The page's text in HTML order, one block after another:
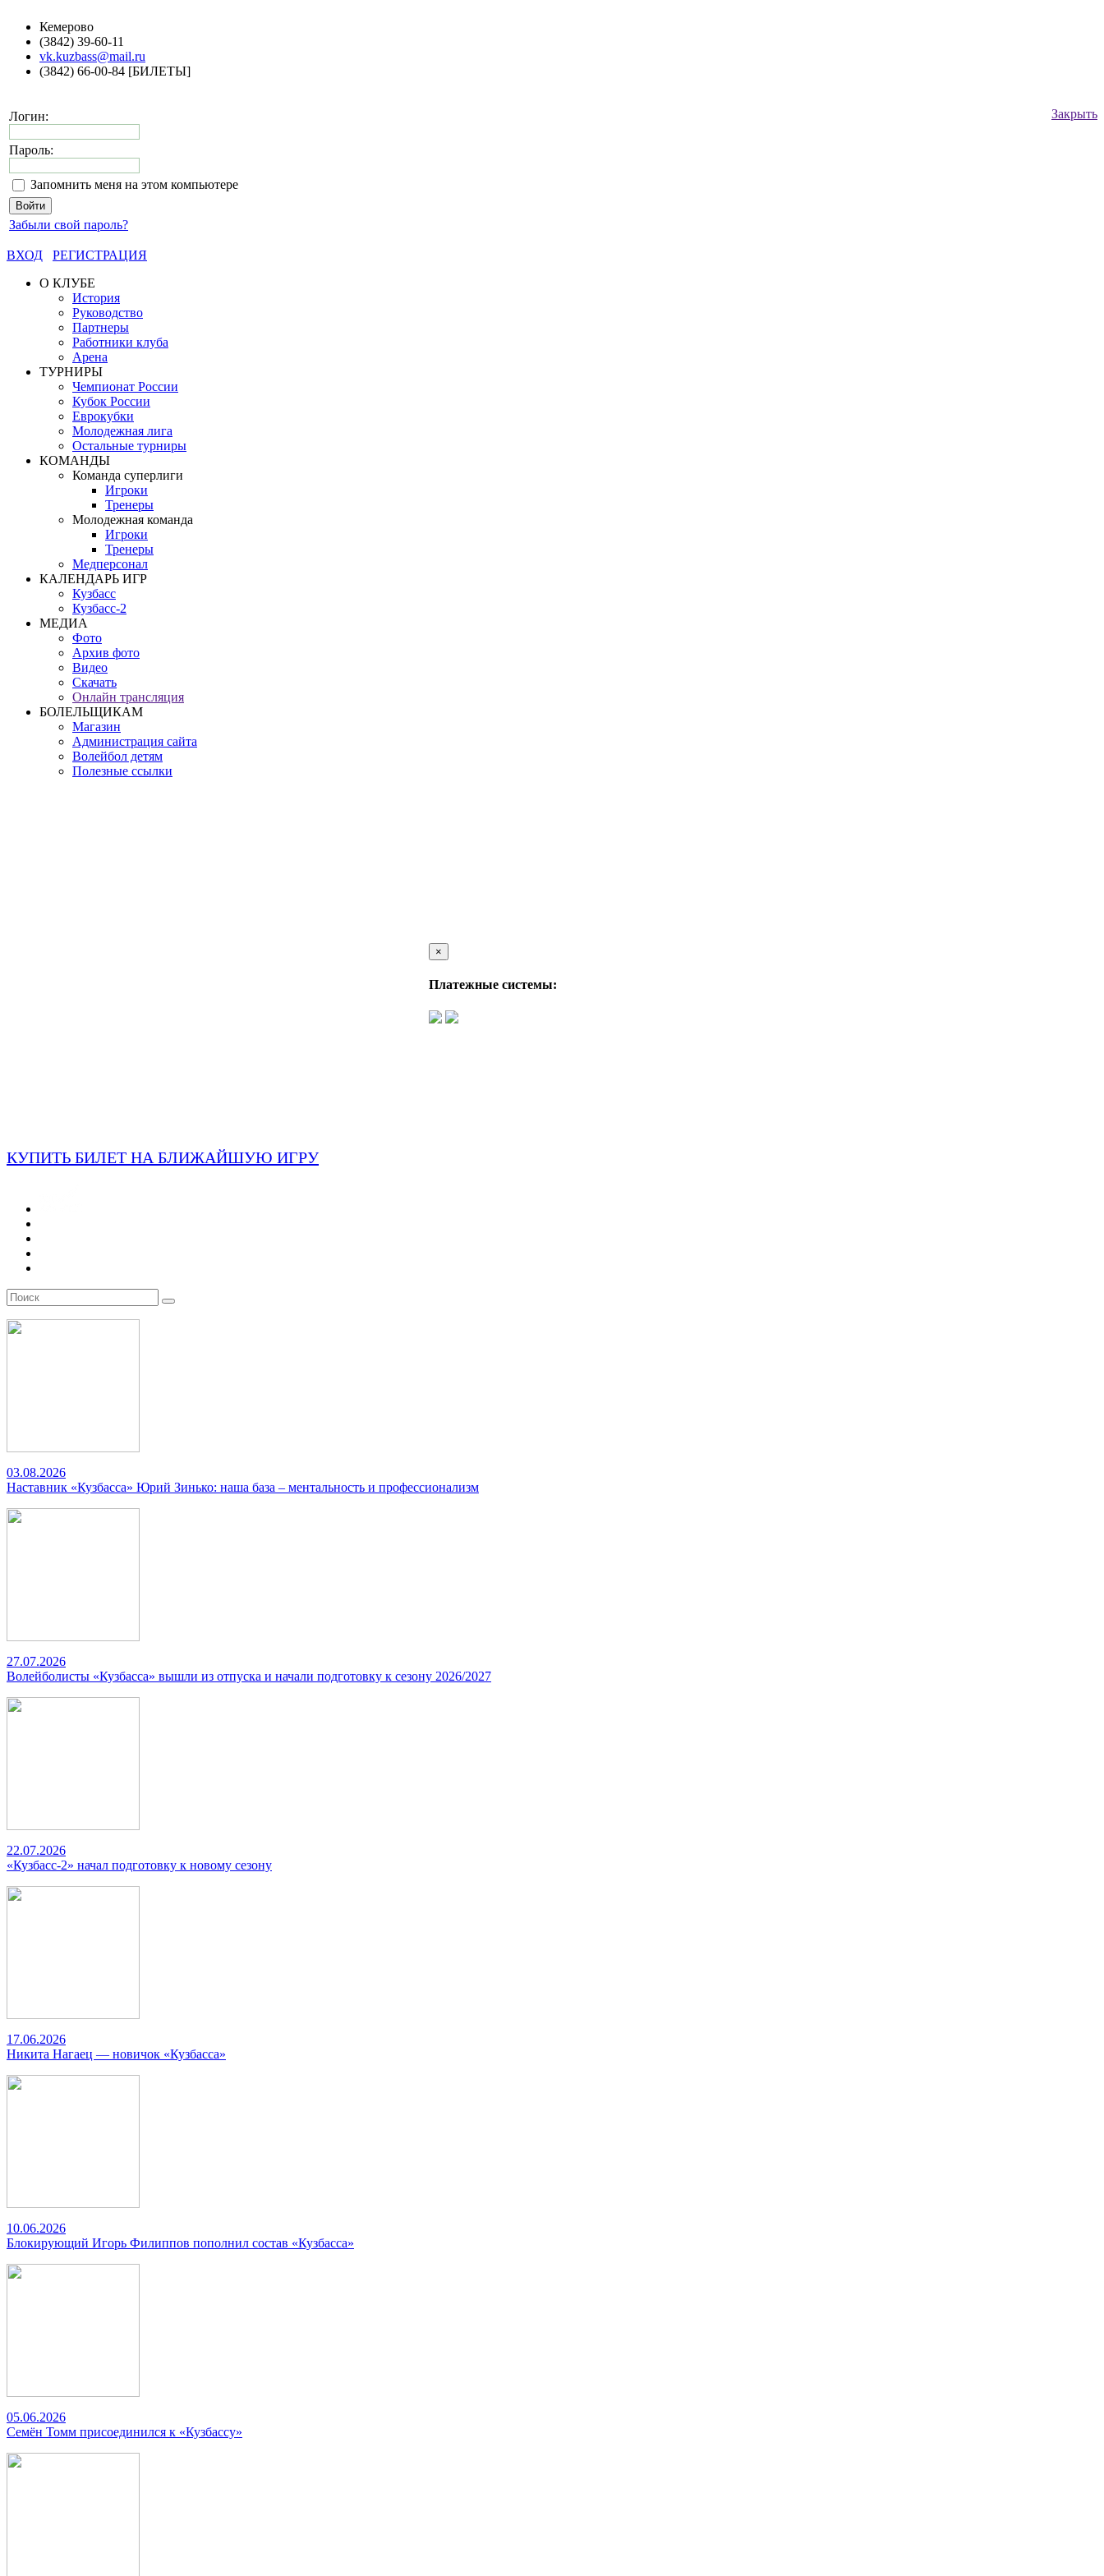
Кемерово
(3842) 39-60-11
vk.kuzbass@mail.ru
(3842) 66-00-84 [БИЛЕТЫ]
Закрыть
Логин:
Пароль:
Запомнить меня на этом компьютере
Забыли свой пароль?
ВХОД
РЕГИСТРАЦИЯ
О КЛУБЕ
История
Руководство
Партнеры
Работники клуба
Арена
ТУРНИРЫ
Чемпионат России
Кубок России
Еврокубки
Молодежная лига
Остальные турниры
КОМАНДЫ
Команда суперлиги
Игроки
Тренеры
Молодежная команда
Игроки
Тренеры
Медперсонал
КАЛЕНДАРЬ ИГР
Кузбасс
Кузбасс-2
МЕДИА
Фото
Архив фото
Видео
Скачать
Онлайн трансляция
БОЛЕЛЬЩИКАМ
Магазин
Администрация сайта
Волейбол детям
Полезные ссылки
×
Платежные системы:
КУПИТЬ БИЛЕТ НА БЛИЖАЙШУЮ ИГРУ
03.08.2026
Наставник «Кузбасса» Юрий Зинько: наша база – ментальность и профессионализм
27.07.2026
Волейболисты «Кузбасса» вышли из отпуска и начали подготовку к сезону 2026/2027
22.07.2026
«Кузбасс-2» начал подготовку к новому сезону
17.06.2026
Никита Нагаец — новичок «Кузбасса»
10.06.2026
Блокирующий Игорь Филиппов пополнил состав «Кузбасса»
05.06.2026
Семён Томм присоединился к «Кузбассу»